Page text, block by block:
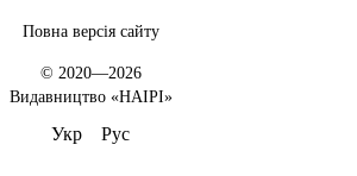
Повна версія сайту
© 2020—2026
Видавництво «НАІРІ»
Укр Рус